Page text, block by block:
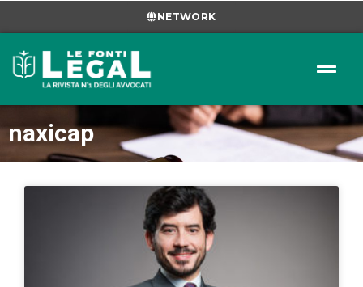
NETWORK
naxicap